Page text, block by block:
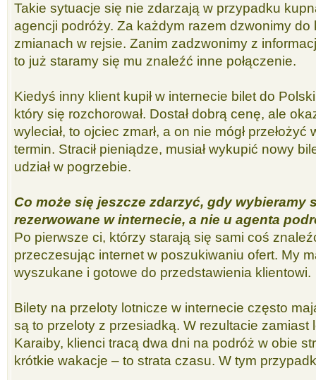
Takie sytuacje się nie zdarzają w przypadku
agencji podróży. Za każdym razem dzwonimy do
zmianach w rejsie. Zanim zadzwonimy z
to już staramy się mu znaleźć inne połączenie.
Kiedyś inny klient kupił w internecie bilet do
który się rozchorował. Dostał dobrą cenę, ale
wyleciał, to ojciec zmarł, a on nie mógł
termin. Stracił pieniądze, musiał wykupić nowy
udział w pogrzebie.
Co może się jeszcze zdarzyć, gdy wybieramy
rezerwowane w internecie, a nie u agenta
Po pierwsze ci, którzy starają się sami coś
przeczesując internet w poszukiwaniu ofert. My
wyszukane i gotowe do przedstawienia klientowi.
Bilety na przeloty lotnicze w internecie często
są to przeloty z przesiadką. W rezultacie zamiast
Karaiby, klienci tracą dwa dni na podróż w obie
krótkie wakacje – to strata czasu. W tym